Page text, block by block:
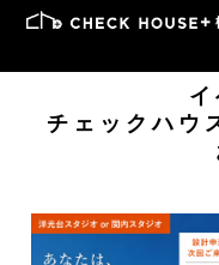
チェックハウ